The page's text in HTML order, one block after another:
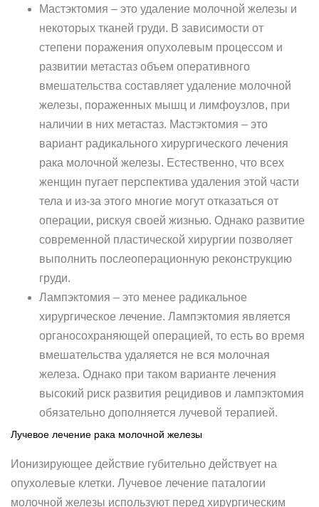
Мастэктомия – это удаление молочной железы и
некоторых тканей груди. В зависимости от
степени поражения опухолевым процессом и
развитии метастаз объем оперативного
вмешательства составляет удаление молочной
железы, пораженных мышц и лимфоузлов, при
наличии в них метастаз. Мастэктомия – это
вариант радикального хирургического лечения
рака молочной железы. Естественно, что всех
женщин пугает перспектива удаления этой части
тела и из-за этого многие могут отказаться от
операции, рискуя своей жизнью. Однако развитие
современной пластической хирургии позволяет
выполнить послеоперационную реконструкцию
груди.
Лампэктомия – это менее радикальное
хирургическое лечение. Лампэктомия является
органосохраняющей операцией, то есть во время
вмешательства удаляется не вся молочная
железа. Однако при таком варианте лечения
высокий риск развития рецидивов и лампэктомия
обязательно дополняется лучевой терапией.
Лучевое лечение рака молочной железы
Ионизирующее действие губительно действует на
опухолевые клетки. Лучевое лечение паталогии
молочной железы используют перед хирургическим